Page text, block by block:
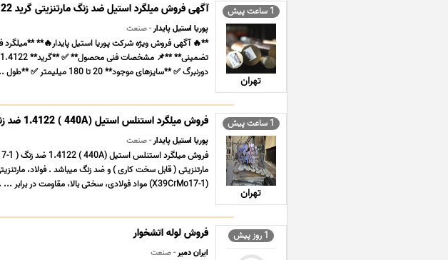
1 ساعت پیش
تهران
آگهی فروش میلگرد استیل ضد زنگ مارتنزیتی گرید 1.4122 (X39CrMo17-1)
پوریا استیل پایدار- صنعت
دورنبرگ ✅ **سایزهای موجود** 20 تا 180 میلیمتر ✅ **طول ... ...
1 ساعت پیش
تهران
فروش میلگرد استنلس استیل (440A ) 1.4122 ضد زنگ X39CrMo17-1
پوریا استیل پایدار- صنعت
(X39CrMo17-1) مواد فولادی، سختی بالا، مقاومت در برابر ... ...
1 روز پیش فروش لوله اتشخوار
ایران دمیر- صنعت